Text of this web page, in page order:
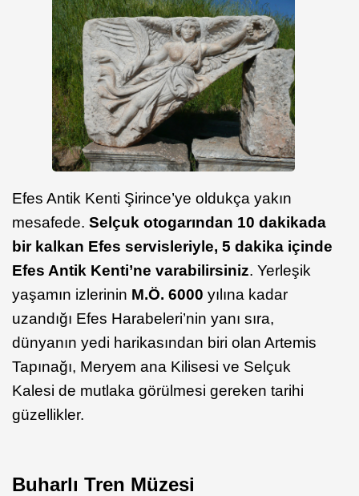
Efes Antik Kenti Şirince’ye oldukça yakın
mesafede. Selçuk otogarından 10 dakikada
bir kalkan Efes servisleriyle, 5 dakika içinde
Efes Antik Kenti’ne varabilirsiniz. Yerleşik
yaşamın izlerinin M.Ö. 6000 yılına kadar
uzandığı Efes Harabeleri’nin yanı sıra,
dünyanın yedi harikasından biri olan Artemis
Tapınağı, Meryem ana Kilisesi ve Selçuk
Kalesi de mutlaka görülmesi gereken tarihi
güzellikler.
Buharlı Tren Müzesi